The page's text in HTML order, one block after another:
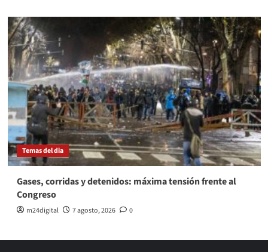
Temas del dia
Gases, corridas y detenidos: máxima tensión frente al
Congreso
m24digital 7 agosto, 2026 0